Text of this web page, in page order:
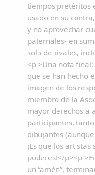
tiempos pretéritos
usado en su
y no aprovechar
paternales- en
solo de rivales,
<p >Una nota
que se han hecho
imagen de los
miembro de la
mayor derechos a
participantes,
dibujantes
¡Es que los
poderes!</p><p
un “amén”,